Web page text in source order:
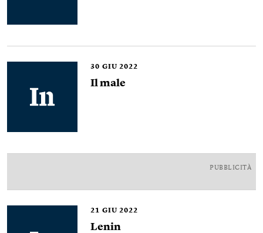
30 GIU 2022
Il male
PUBBLICITÀ
21 GIU 2022
Lenin